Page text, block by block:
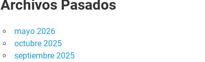
Archivos Pasados
mayo 2026
octubre 2025
septiembre 2025